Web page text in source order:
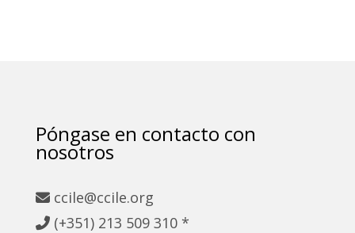
Póngase en contacto con
nosotros
ccile@ccile.org
(+351) 213 509 310 *